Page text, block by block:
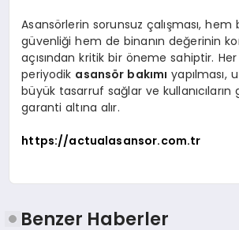
Asansörlerin sorunsuz çalışması, hem
güvenliği hem de binanın değerinin
açısından kritik bir öneme sahiptir.
periyodik asansör bakımı yapılması,
büyük tasarruf sağlar ve kullanıcıların
garanti altına alır.
https://actualasansor.com.tr
Benzer Haberler